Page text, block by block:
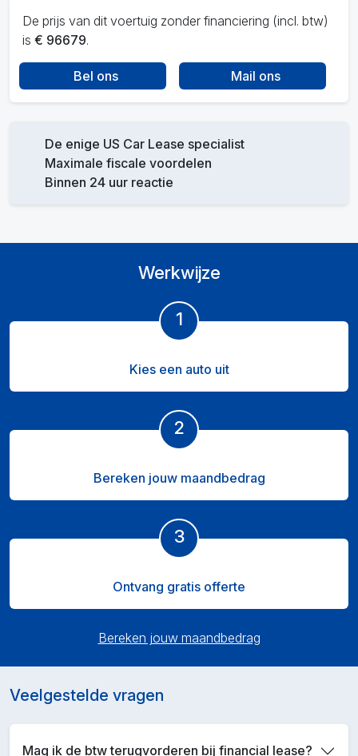
De prijs van dit voertuig zonder financiering (incl. btw)
is € 96679.
Bel ons Mail ons
De enige US Car Lease specialist
Maximale fiscale voordelen
Binnen 24 uur reactie
Werkwijze
1
Kies een auto uit
2
Bereken jouw maandbedrag
3
Ontvang gratis offerte
Bereken jouw maandbedrag
Veelgestelde vragen
Mag ik de btw terugvorderen bij financial lease?